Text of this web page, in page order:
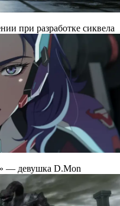
при разработке сиквела
— девушка D.Mon